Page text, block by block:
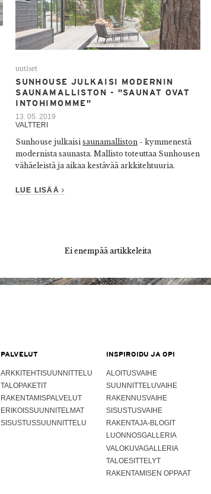
uutiset
SUNHOUSE JULKAISI MODERNIN
SAUNAMALLISTON - "SAUNAT OVAT
INTOHIMOMME"
13. 05. 2019
VALTTERI
Sunhouse julkaisisaunamalliston - kymmenestä
modernista saunasta. Mallisto toteuttaa Sunhousen
vähäeleistä ja aikaa kestävää arkkitehtuuria.
LUE LISÄÄ
Ei enempää artikkeleita
PALVELUT
ARKKITEHTISUUNNITTELU
TALOPAKETIT
RAKENTAMISPALVELUT
ERIKOISSUUNNITELMAT
SISUSTUSSUUNNITTELU
INSPIROIDU JA OPI
ALOITUSVAIHE
SUUNNITTELUVAIHE
RAKENNUSVAIHE
SISUSTUSVAIHE
RAKENTAJA-BLOGIT
LUONNOSGALLERIA
VALOKUVAGALLERIA
TALOESITTELYT
RAKENTAMISEN OPPAAT